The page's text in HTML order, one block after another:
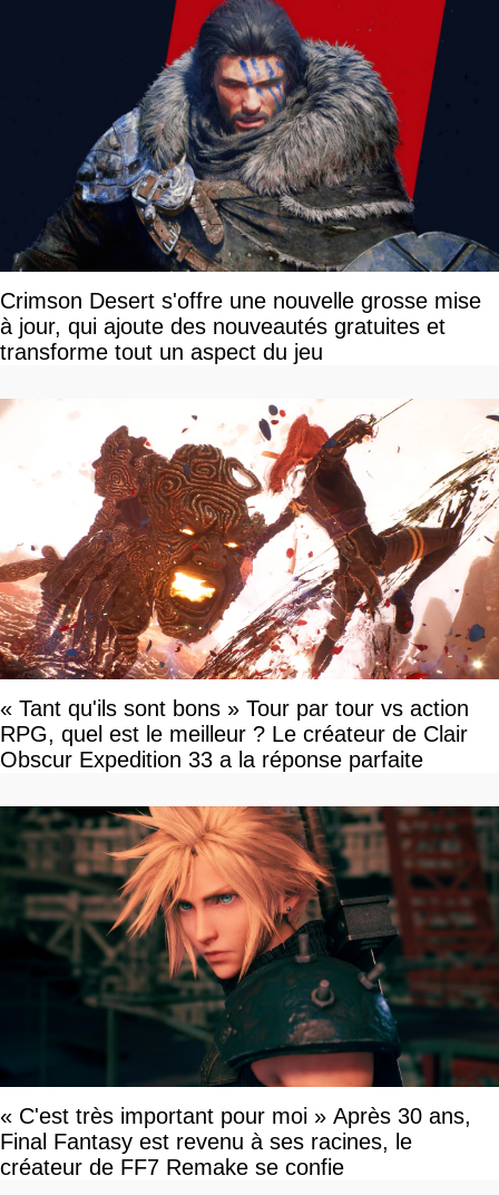
Crimson Desert s'offre une nouvelle grosse mise
à jour, qui ajoute des nouveautés gratuites et
transforme tout un aspect du jeu
« Tant qu'ils sont bons » Tour par tour vs action
RPG, quel est le meilleur ? Le créateur de Clair
Obscur Expedition 33 a la réponse parfaite
« C'est très important pour moi » Après 30 ans,
Final Fantasy est revenu à ses racines, le
créateur de FF7 Remake se confie